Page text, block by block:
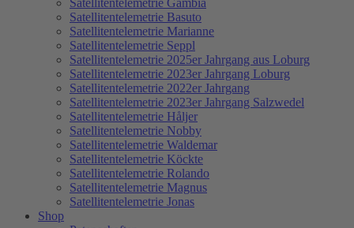
Satellitentelemetrie Basuto
Satellitentelemetrie Marianne
Satellitentelemetrie Seppl
Satellitentelemetrie 2025er Jahrgang aus Loburg
Satellitentelemetrie 2023er Jahrgang Loburg
Satellitentelemetrie 2022er Jahrgang
Satellitentelemetrie 2023er Jahrgang Salzwedel
Satellitentelemetrie Håljer
Satellitentelemetrie Nobby
Satellitentelemetrie Waldemar
Satellitentelemetrie Köckte
Satellitentelemetrie Rolando
Satellitentelemetrie Magnus
Satellitentelemetrie Jonas
Shop